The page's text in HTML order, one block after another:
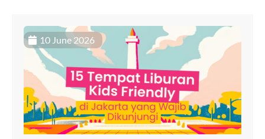
10 June 2026